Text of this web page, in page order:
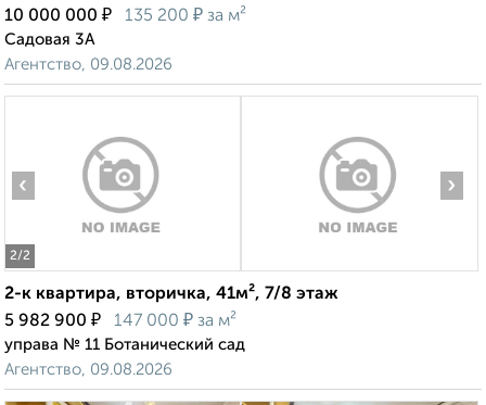
10 000 000 ₽ 135 200 ₽ за м²
Садовая 3А
Агентство, 09.08.2026
2/2
‹ ›
2-к квартира, вторичка, 41м², 7/8 этаж
5 982 900 ₽ 147 000 ₽ за м²
управа № 11 Ботанический сад
Агентство, 09.08.2026